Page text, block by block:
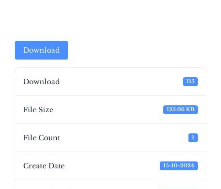
Download
Download 115
File Size 125.06 KB
File Count 1
Create Date 15-10-2024